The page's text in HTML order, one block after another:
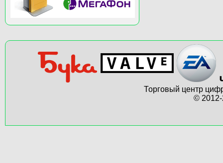
Торговый центр
©